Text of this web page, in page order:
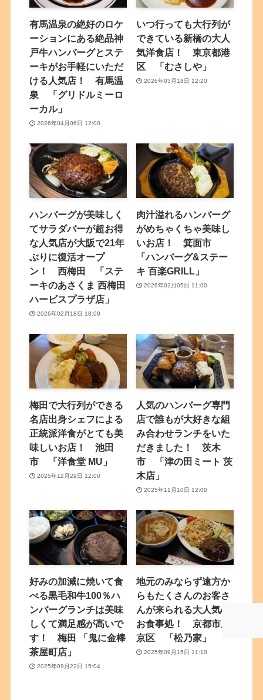
有馬温泉の絶好のロケ
ーションにある絶品神
戸牛ハンバーグとステ
ーキがお手軽にいただ
ける人気店！ 有馬温
泉 「グリドルミーロ
ーカル」
2026年04月06日 12:00
いつ行っても大行列が
できている新橋の大人
気洋食店！ 東京都港
区 「むさしや」
2026年03月18日 12:20
ハンバーグが美味しく
てサラダバーが超お得
な人気店が大阪で21年
ぶりに復活オープ
ン！ 西梅田 「ステ
ーキのあさくま 西梅田
ハービスプラザ店」
2026年02月18日 18:00
肉汁溢れるハンバーグ
がめちゃくちゃ美味し
いお店！ 箕面市
「ハンバーグ&ステー
キ 百楽GRILL」
2026年02月05日 11:00
梅田で大行列ができる
名店出身シェフによる
正統派洋食がとても美
味しいお店！ 池田
市 「洋食堂 MU」
2025年12月29日 12:00
人気のハンバーグ専門
店で誰もが大好きな組
み合わせランチをいた
だきました！ 茨木
市 「津の田ミート 茨
木店」
2025年11月10日 12:00
好みの加減に焼いて食
べる黒毛和牛100％ハ
ンバーグランチは美味
しくて満足感が高いで
す！ 梅田 「鬼に金棒
茶屋町店」
2025年09月22日 15:04
地元のみならず遠方か
らもたくさんのお客さ
んが来られる大人気の
お食事処！ 京都市上
京区 「松乃家」
2025年09月15日 11:10